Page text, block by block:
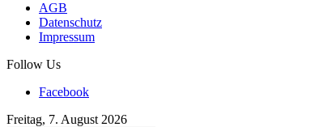
AGB
Datenschutz
Impressum
Follow Us
Facebook
Freitag, 7. August 2026